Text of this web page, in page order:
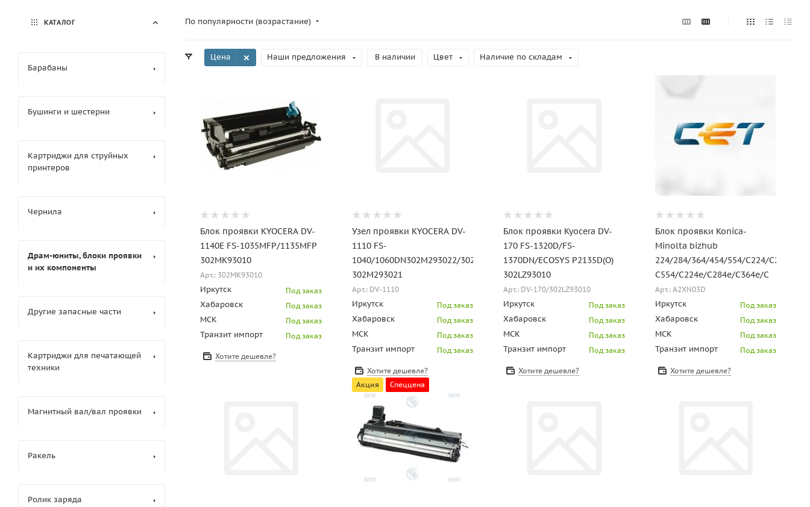
По популярности (возрастание)
Цена Наши предложения В наличии Цвет Наличие по складам
Блок проявки KYOCERA DV-
1140E FS-1035MFP/1135MFP
302MK93010
Арт.: 302MK93010
Иркутск Под заказ
Хабаровск Под заказ
МСК Под заказ
Транзит импорт Под заказ
Хотите дешевле?
Узел проявки KYOCERA DV-
1110 FS-
1040/1060DN302M293022/302M293020/
302M293021
Арт.: DV-1110
Иркутск Под заказ
Хабаровск Под заказ
МСК Под заказ
Транзит импорт Под заказ
Хотите дешевле?
Блок проявки Kyocera DV-
170 FS-1320D/FS-
1370DN/ECOSYS P2135D(O)
302LZ93010
Арт.: DV-170/302LZ93010
Иркутск Под заказ
Хабаровск Под заказ
МСК Под заказ
Транзит импорт Под заказ
Хотите дешевле?
Блок проявки Konica-
Minolta bizhub
224/284/364/454/554/C224/C284/
C554/C224e/C284e/C364e/C
Арт.: A2XN03D
Иркутск Под заказ
Хабаровск Под заказ
МСК Под заказ
Транзит импорт Под заказ
Хотите дешевле?
Акция Спеццена
КАТАЛОГ
Барабаны
Бушинги и шестерни
Картриджи для струйных
принтеров
Чернила
Драм-юниты, блоки проявки
и их компоненты
Другие запасные части
Картриджи для печатающей
техники
Магнитный вал/вал проявки
Ракель
Ролик заряда